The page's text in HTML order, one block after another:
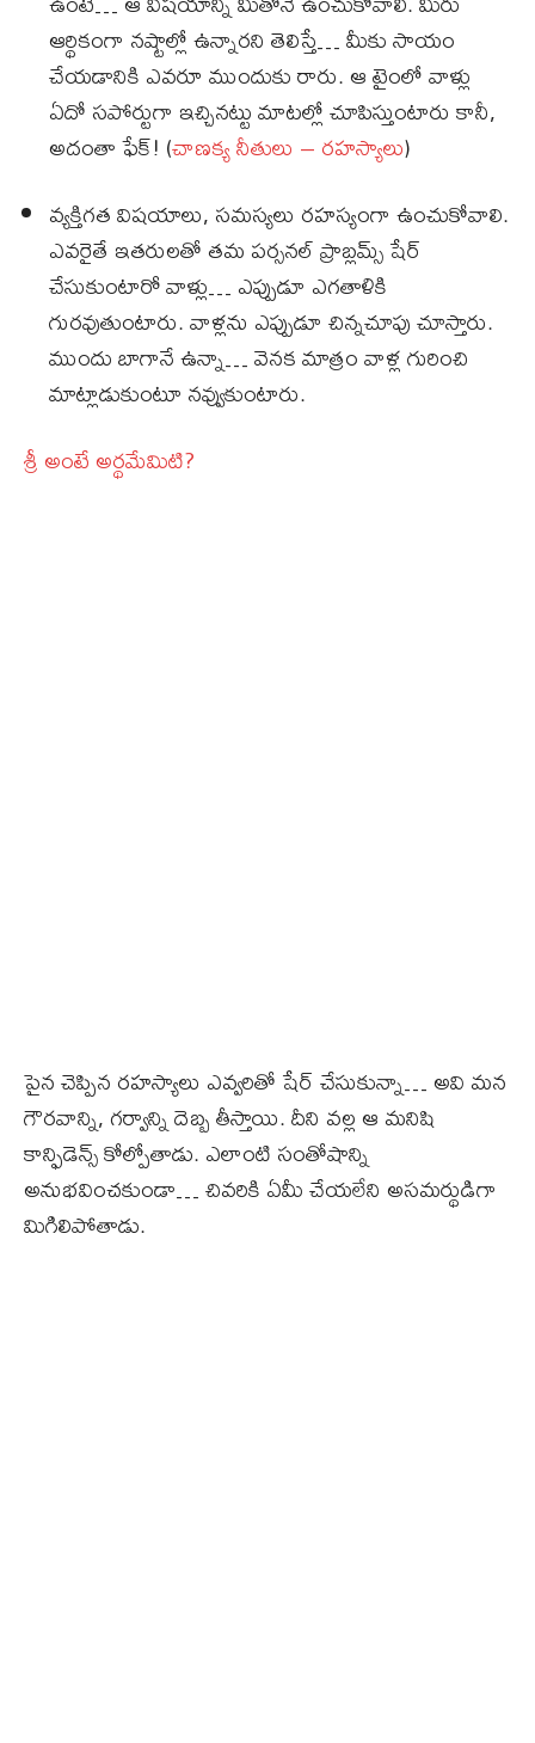
ఆర్థికంగా నష్టాల్లో ఉన్నారని తెలిస్తే… మీకు సాయం
చేయడానికి ఎవరూ ముందుకు రారు. ఆ టైంలో వాళ్లు
ఏదో సపోర్టుగా ఇచ్చినట్టు మాటల్లో చూపిస్తుంటారు కానీ,
అదంతా ఫేక్! (చాణక్య నీతులు – రహస్యాలు)
వ్యక్తిగత విషయాలు, సమస్యలు రహస్యంగా ఉంచుకోవాలి.
ఎవరైతే ఇతరులతో తమ పర్సనల్ ప్రాబ్లమ్స్ షేర్
చేసుకుంటారో వాళ్లు… ఎప్పుడూ ఎగతాళికి
గురవుతుంటారు. వాళ్లను ఎప్పుడూ చిన్నచూపు చూస్తారు.
ముందు బాగానే ఉన్నా… వెనక మాత్రం వాళ్ల గురించి
మాట్లాడుకుంటూ నవ్వుకుంటారు.
శ్రీ అంటే అర్థమేమిటి?
పైన చెప్పిన రహస్యాలు ఎవ్వరితో షేర్ చేసుకున్నా… అవి మన
గౌరవాన్ని, గర్వాన్ని దెబ్బ తీస్తాయి. దీని వల్ల ఆ మనిషి
కాన్ఫిడెన్స్ కోల్పోతాడు. ఎలాంటి సంతోషాన్ని
అనుభవించకుండా… చివరికి ఏమీ చేయలేని అసమర్థుడిగా
మిగిలిపోతాడు.